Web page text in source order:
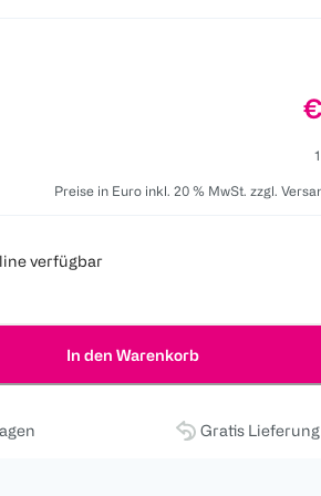
Preise in Euro inkl. 20 % MwSt. zzgl.
verfügbar
In den Warenkorb
Gratis